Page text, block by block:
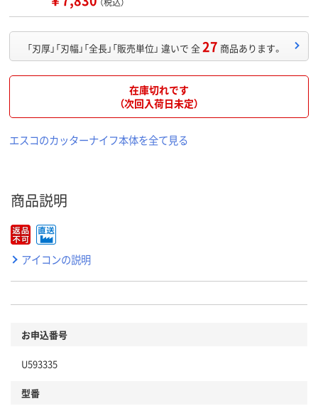
「刃厚」「刃幅」「全長」「販売単位」 違いで 全27 商品あります。
在庫切れです
（次回入荷日未定）
エスコのカッターナイフ本体を全て見る
商品説明
アイコンの説明
お申込番号
U593335
型番